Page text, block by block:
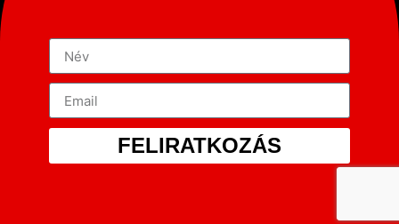
Copyright © 2023-2026
FELIRATKOZÁS